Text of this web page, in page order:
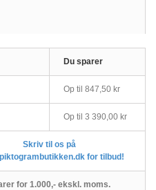
Du sparer
Op til 847,50 kr
Op til 3 390,00 kr
Skriv til os på
for tilbud!
for 1.000,- ekskl. moms.